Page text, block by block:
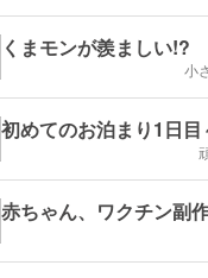
くまモンが羨ましい!?
小
初めてのお泊まり1日
赤ちゃん、ワクチン副